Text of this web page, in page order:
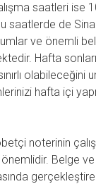
saatleri ise
saatlerde de
ve önemli
Hafta
olabileceğini
hafta içi
noterinin
Belge